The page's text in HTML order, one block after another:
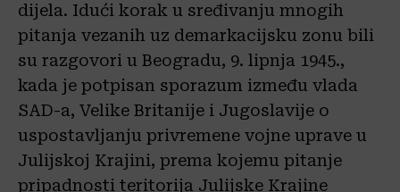
dijela. Idući korak u sređivanju mnogih
pitanja vezanih uz demarkacijsku zonu bili
su razgovori u Beogradu, 9. lipnja 1945.,
kada je potpisan sporazum između vlada
SAD-a, Velike Britanije i Jugoslavije o
uspostavljanju privremene vojne uprave u
Julijskoj Krajini, prema kojemu pitanje
pripadnosti teritorija Julijske Krajine